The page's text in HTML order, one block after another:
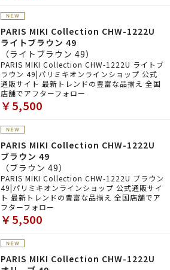
PARIS MIKI Collection CHW-1222U
ライトブラウン 49
（ライトブラウン 49）
PARIS MIKI Collection CHW-1222U ライトブ
ラウン 49|パリミキオンラインショップ 公式
通販サイト 最新トレンドの豊富な品揃え 全国
店舗でアフターフォロー
￥5,500
PARIS MIKI Collection CHW-1222U
ブラウン 49
（ブラウン 49）
PARIS MIKI Collection CHW-1222U ブラウン
49|パリミキオンラインショップ 公式通販サイ
ト 最新トレンドの豊富な品揃え 全国店舗でア
フターフォロー
￥5,500
PARIS MIKI Collection CHW-1222U